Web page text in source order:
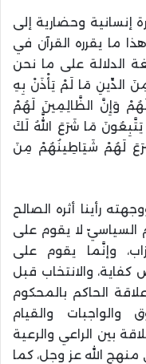
إنسانية وحضارية إلى
ما يقرره القرآن في
الدلالة على ما نحن
الدِّينِ مَا لَمْ يَأْذَنْ بِهِ
وَإِنَّ الظَّالِمِينَ لَهُمْ
“أَيْ هُمْ لَا يَتَّبِعُونَ مَا شَرَعَ اللَّهُ لَكَ
لَهُمْ شَيَاطِينُهُمْ مِنَ
رأينا أثره الصالح
السياسيّ لا يقوم على
وإنَّما يقوم على
كفاية، والانتخاب قبل
الحاكم بالمحكوم
والقيام
بين الراعي والرعية
الله عز وجل، كما